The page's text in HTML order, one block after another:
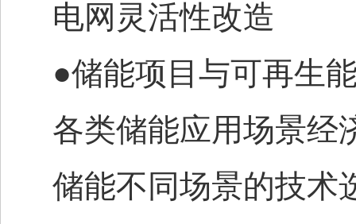
电网灵活性改造
●储能项目与可再生
各类储能应用场景经
储能不同场景的技术